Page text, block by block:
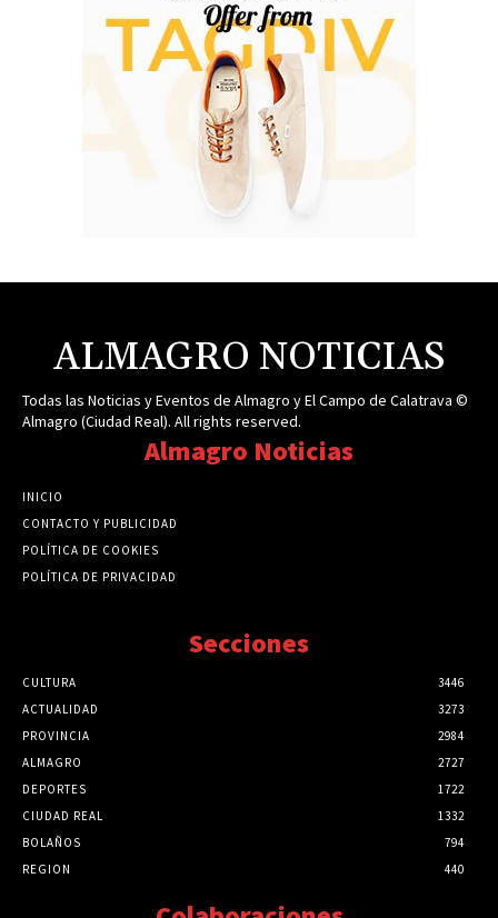
ALMAGRO NOTICIAS
Todas las Noticias y Eventos de Almagro y El Campo de Calatrava ©
Almagro (Ciudad Real). All rights reserved.
Almagro Noticias
INICIO
CONTACTO Y PUBLICIDAD
POLÍTICA DE COOKIES
POLÍTICA DE PRIVACIDAD
Secciones
CULTURA
3446
ACTUALIDAD
3273
PROVINCIA
2984
ALMAGRO
2727
DEPORTES
1722
CIUDAD REAL
1332
BOLAÑOS
794
REGION
440